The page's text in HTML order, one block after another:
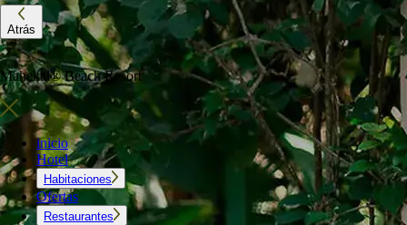
Atrás
Mahekal® Beach Resort
inicio
Hotel
Habitaciones
Ofertas
Restaurantes